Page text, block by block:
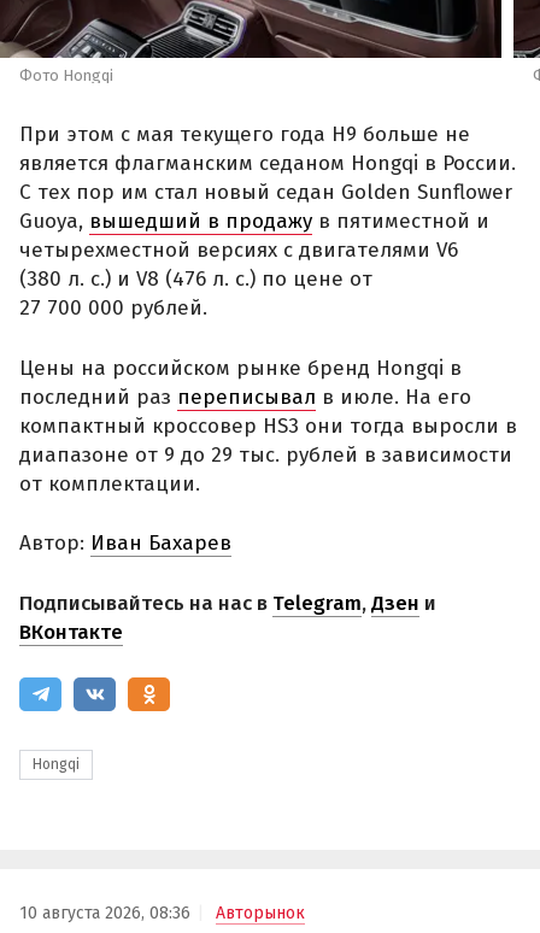
Фото Hongqi
При этом с мая текущего года H9 больше не
является флагманским седаном Hongqi в России.
С тех пор им стал новый седан Golden Sunflower
Guoya, вышедший в продажу в пятиместной и
четырехместной версиях с двигателями V6
(380 л. с.) и V8 (476 л. с.) по цене от
27 700 000 рублей.
Цены на российском рынке бренд Hongqi в
последний раз переписывал в июле. На его
компактный кроссовер HS3 они тогда выросли в
диапазоне от 9 до 29 тыс. рублей в зависимости
от комплектации.
Автор: Иван Бахарев
Подписывайтесь на нас в Telegram,Дзен и
ВКонтакте
Hongqi
10 августа 2026, 08:36 Авторынок